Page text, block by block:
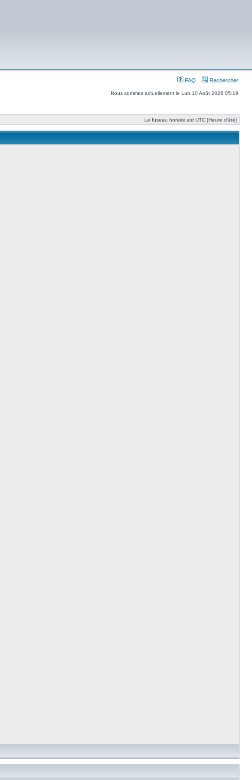
FAQ Rechercher
Nous sommes actuellement le Lun 10 Août 2026 05:19
Le fuseau horaire est UTC [Heure d’été]